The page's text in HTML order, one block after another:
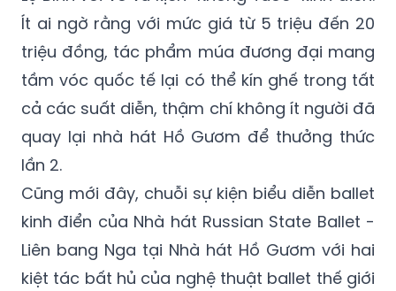
Ít ai ngờ rằng với mức giá từ 5 triệu đến 20
triệu đồng, tác phẩm múa đương đại mang
tầm vóc quốc tế lại có thể kín ghế trong tất
cả các suất diễn, thậm chí không ít người đã
quay lại nhà hát Hồ Gươm để thưởng thức
lần 2.
Cũng mới đây, chuỗi sự kiện biểu diễn ballet
kinh điển của Nhà hát Russian State Ballet -
Liên bang Nga tại Nhà hát Hồ Gươm với hai
kiệt tác bất hủ của nghệ thuật ballet thế giới